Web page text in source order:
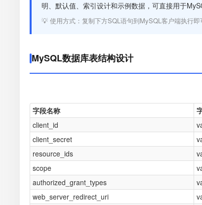
明、默认值、索引设计和示例数据，可直接用于
💡 使用方式：复制下方SQL语句到MySQL客户端执行
MySQL数据库表结构设计
字段名称
client_id
client_secret
resource_ids
scope
authorized_grant_types
web_server_redirect_uri